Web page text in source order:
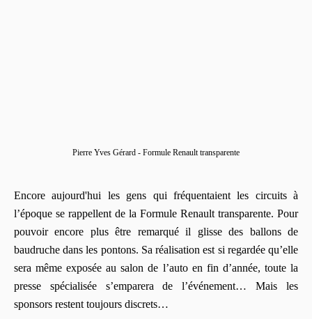
Pierre Yves Gérard - Formule Renault transparente
Encore aujourd'hui les gens qui fréquentaient les circuits à
l’époque se rappellent de la Formule Renault transparente. Pour
pouvoir encore plus être remarqué il glisse des ballons de
baudruche dans les pontons. Sa réalisation est si regardée qu’elle
sera même exposée au salon de l’auto en fin d’année, toute la
presse spécialisée s’emparera de l’événement… Mais les
sponsors restent toujours discrets…